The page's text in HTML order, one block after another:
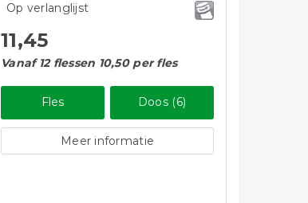
Op verlanglijst
11,45
Vanaf 12 flessen 10,50 per fles
Fles Doos (6)
Meer informatie